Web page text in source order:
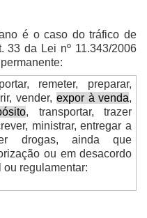
é o caso do tráfico de
33 da Lei nº 11.343/2006
remeter, preparar,
vender, expor à venda,
, transportar, trazer
ministrar, entregar a
drogas, ainda que
ou em desacordo
regulamentar: